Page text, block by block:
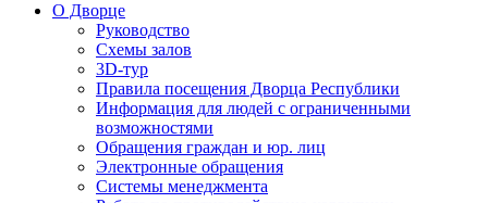
О Дворце
Руководство
Схемы залов
3D-тур
Правила посещения Дворца Республики
Информация для людей с ограниченными
возможностями
Обращения граждан и юр. лиц
Электронные обращения
Системы менеджмента